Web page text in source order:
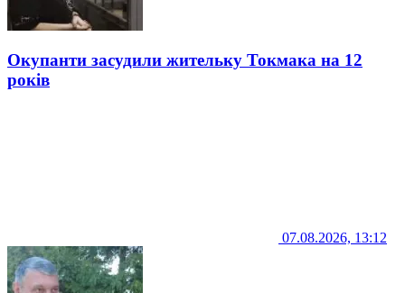
Окупанти засудили жительку Токмака на 12
років
07.08.2026, 13:12